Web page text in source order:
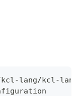
kcl-lang/kcl-